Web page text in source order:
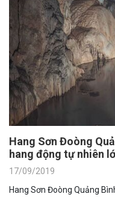
Hang Sơn Đoòng
hang động tự nhiên
17/09/2019
Hang Sơn Đoòng Quảng